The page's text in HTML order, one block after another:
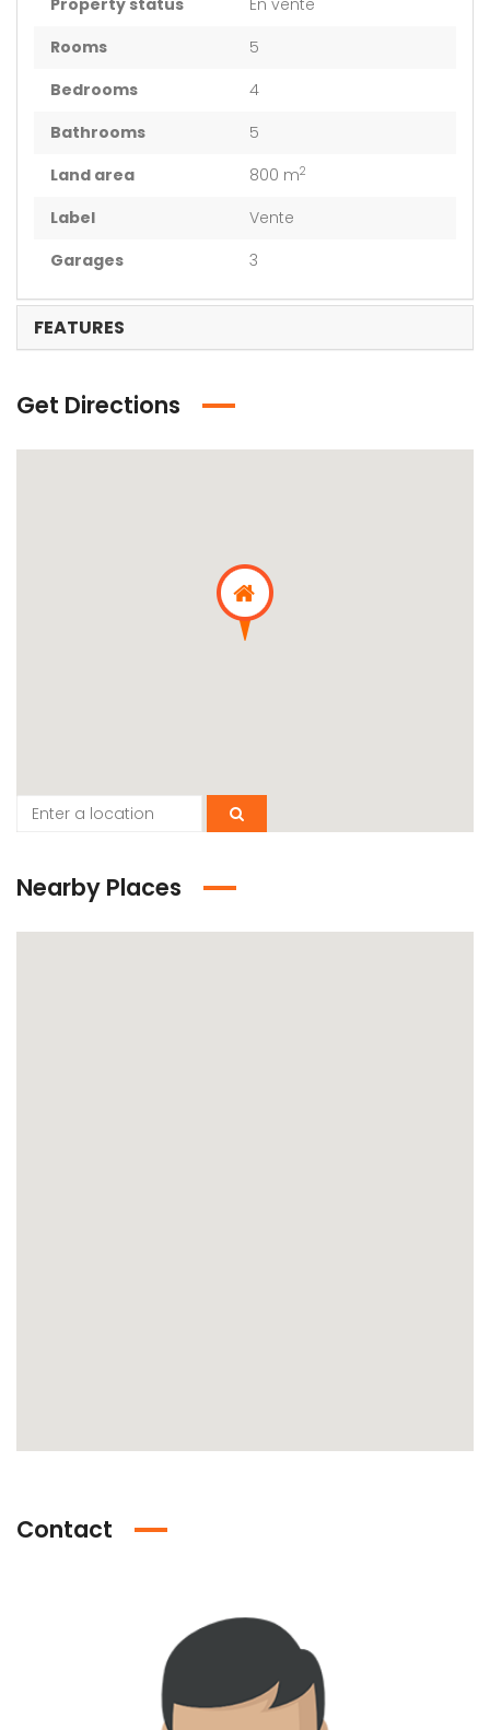
Property status
En vente
Rooms
5
Bedrooms
4
Bathrooms
5
Land area
800 m2
Label
Vente
Garages
3
FEATURES
Get Directions
Nearby Places
Contact